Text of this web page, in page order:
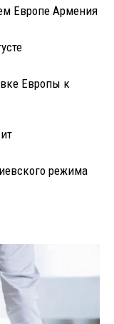
Европе Армения
Европы к
режима